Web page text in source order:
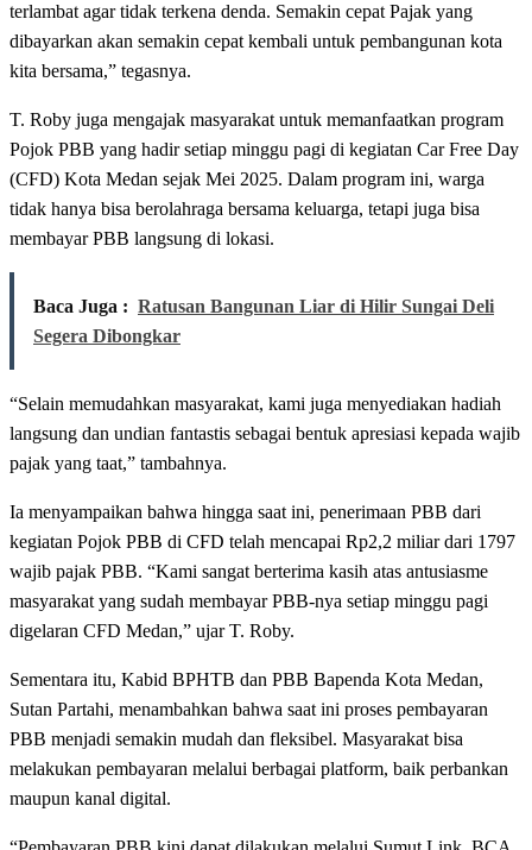
terlambat agar tidak terkena denda. Semakin cepat Pajak yang
dibayarkan akan semakin cepat kembali untuk pembangunan kota
kita bersama,” tegasnya.
T. Roby juga mengajak masyarakat untuk memanfaatkan program
Pojok PBB yang hadir setiap minggu pagi di kegiatan Car Free Day
(CFD) Kota Medan sejak Mei 2025. Dalam program ini, warga
tidak hanya bisa berolahraga bersama keluarga, tetapi juga bisa
membayar PBB langsung di lokasi.
Baca Juga : Ratusan Bangunan Liar di Hilir Sungai Deli
Segera Dibongkar
“Selain memudahkan masyarakat, kami juga menyediakan hadiah
langsung dan undian fantastis sebagai bentuk apresiasi kepada wajib
pajak yang taat,” tambahnya.
Ia menyampaikan bahwa hingga saat ini, penerimaan PBB dari
kegiatan Pojok PBB di CFD telah mencapai Rp2,2 miliar dari 1797
wajib pajak PBB. “Kami sangat berterima kasih atas antusiasme
masyarakat yang sudah membayar PBB-nya setiap minggu pagi
digelaran CFD Medan,” ujar T. Roby.
Sementara itu, Kabid BPHTB dan PBB Bapenda Kota Medan,
Sutan Partahi, menambahkan bahwa saat ini proses pembayaran
PBB menjadi semakin mudah dan fleksibel. Masyarakat bisa
melakukan pembayaran melalui berbagai platform, baik perbankan
maupun kanal digital.